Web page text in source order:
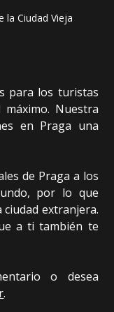
la Ciudad Vieja
para los turistas
Nuestra
en Praga una
de Praga a los
por lo que
extranjera.
a ti también te
o desea
.